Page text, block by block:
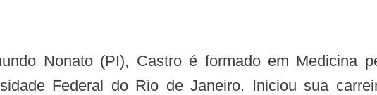
Federal do Rio de Janeiro. Iniciou sua